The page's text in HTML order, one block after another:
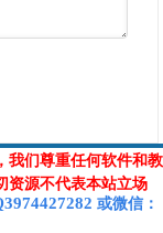
我们尊重任何软件和教
资源不代表本站立场
3974427282 或微信 ：